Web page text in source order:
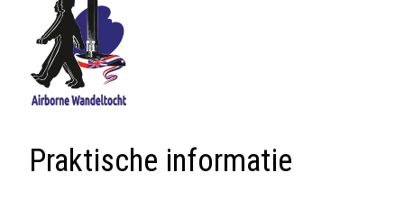
Praktische informatie